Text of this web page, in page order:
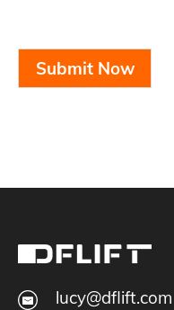
Submit Now
lucy@dflift.com